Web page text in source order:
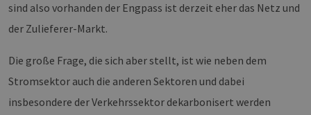
sind also vorhanden der Engpass ist derzeit eher das Netz und
der Zulieferer-Markt.
Die große Frage, die sich aber stellt, ist wie neben dem
Stromsektor auch die anderen Sektoren und dabei
insbesondere der Verkehrssektor dekarbonisert werden